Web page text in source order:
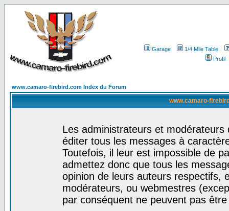
Garage
1/4 Mile Table
Profil
www.camaro-firebird.com Index du Forum
www.camaro-
Les administrateurs et
éditer tous les messages à
Toutefois, il leur est impossible de
admettez donc que tous les
opinion de leurs auteurs respectifs,
modérateurs, ou webmestres
par conséquent ne peuvent pas